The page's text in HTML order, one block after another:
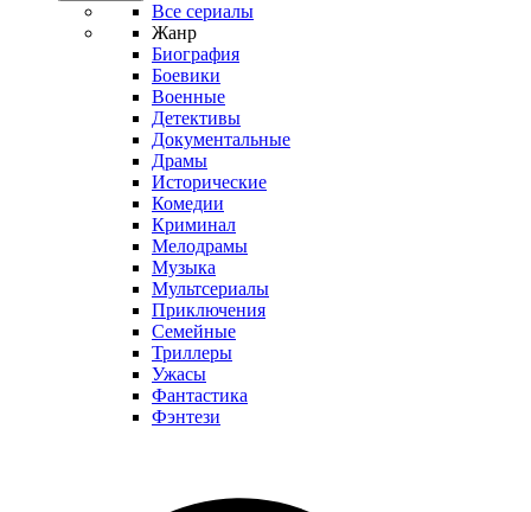
Все сериалы
Жанр
Биография
Боевики
Военные
Детективы
Документальные
Драмы
Исторические
Комедии
Криминал
Мелодрамы
Музыка
Мультсериалы
Приключения
Семейные
Триллеры
Ужасы
Фантастика
Фэнтези